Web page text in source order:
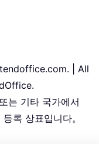
| All
는 기타 국가에서
록 상표입니다。